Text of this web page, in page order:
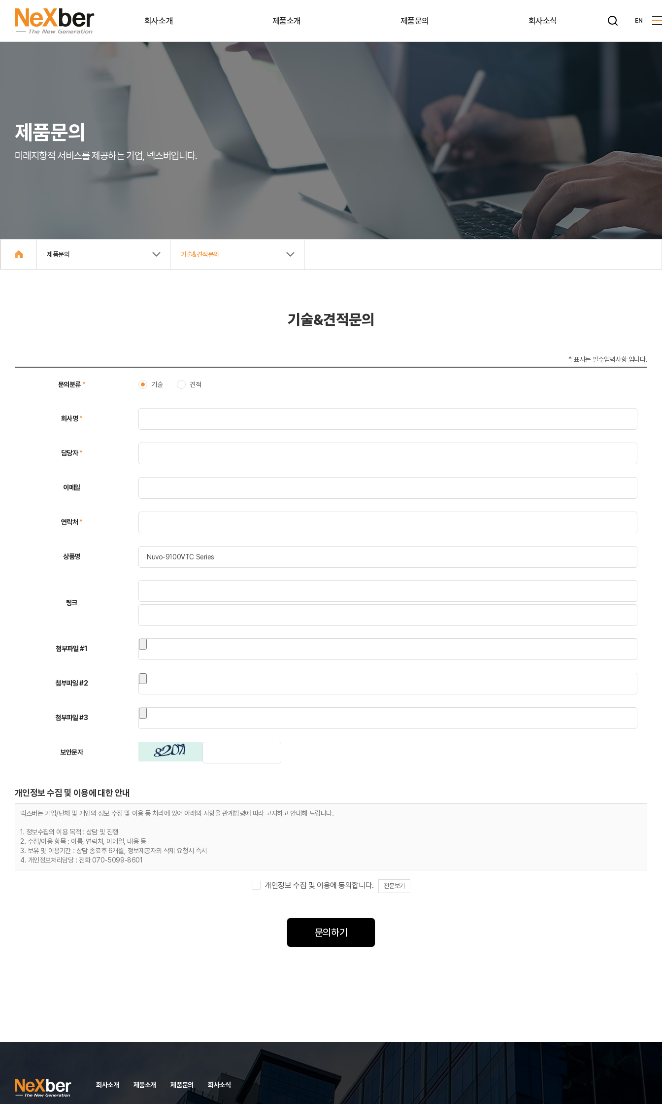
회사소개
CEO인사말
공식인증
오시는길
제품소개
렌즈
프레임그레버
산업용 임베디드 컴퓨터
고속레코딩카메라
제품문의 회사소식 EN
제품문의
미래지향적 서비스를 제공하는 기업, 넥스버입니다.
제품문의 기술&견적문의
기술&견적문의
* 표시는 필수입력사항 입니다.
문의분류 * 기술 견적
회사명 *
담당자*
이메일
연락처 *
상품명
링크
첨부파일 #1
첨부파일 #2
첨부파일 #3
보안문자
개인정보 수집 및 이용에 대한 안내
넥스버는 기업/단체 및 개인의 정보 수집 및 이용 등 처리에 있어 아래의 사항을 관계법령에 따라 고지하고 안내해 드립니다.
1. 정보수집의 이용 목적 : 상담 및 진행
2. 수집/이용 항목 : 이름, 연락처, 이메일, 내용 등
3. 보유 및 이용기간 : 상담 종료후 6개월, 정보제공자의 삭제 요청시 즉시
4. 개인정보처리담당 : 전화 070-5099-8601
개인정보 수집 및 이용에 동의합니다. 전문보기
회사소개 제품소개 제품문의 회사소식